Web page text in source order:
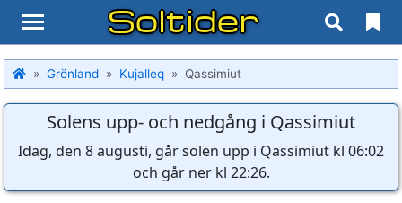
Soltider
Grönland Kujalleq Qassimiut
Solens upp- och nedgång i Qassimiut
Idag, den 8 augusti, går solen upp i Qassimiut kl 06:02
och går ner kl 22:26.